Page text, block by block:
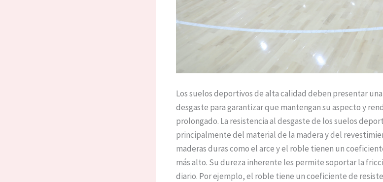
Los suelos deportivos de alta calidad deben presentar
desgaste para garantizar que mantengan su aspecto y
prolongado. La resistencia al desgaste de los suelos
principalmente del material de la madera y del
maderas duras como el arce y el roble tienen un
más alto. Su dureza inherente les permite soportar la
diario. Por ejemplo, el roble tiene un coeficiente de